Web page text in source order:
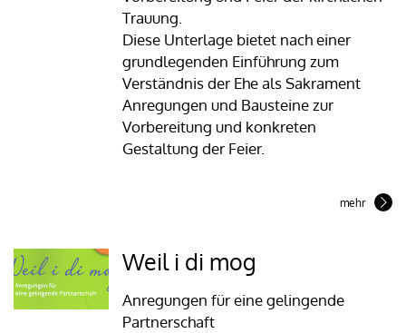
Trauung.
Diese Unterlage bietet nach einer
grundlegenden Einführung zum
Verständnis der Ehe als Sakrament
Anregungen und Bausteine zur
Vorbereitung und konkreten
Gestaltung der Feier.
mehr
Weil i di mog
Anregungen für eine gelingende
Partnerschaft